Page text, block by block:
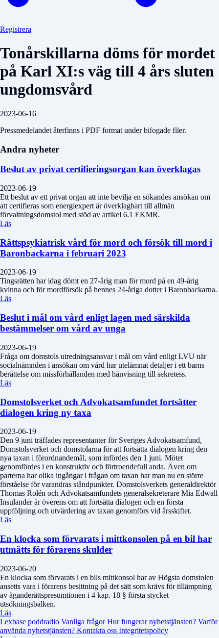
Registrera
Tonårskillarna döms för mordet
på Karl XI:s väg till 4 års sluten
ungdomsvård
2023-06-16
Pressmedelandet återfinns i PDF format under bifogade filer.
Andra nyheter
Beslut av privat certifieringsorgan kan överklagas
2023-06-19
Ett beslut av ett privat organ att inte bevilja en sökandes ansökan om
att certifieras som energiexpert är överklagbart till allmän
förvaltningsdomstol med stöd av artikel 6.1 EKMR.
Läs
Rättspsykiatrisk vård för mord och försök till mord i
Baronbackarna i februari 2023
2023-06-19
Tingsrätten har idag dömt en 27-årig man för mord på en 49-årig
kvinna och för mordförsök på hennes 24-åriga dotter i Baronbackarna.
Läs
Beslut i mål om vård enligt lagen med särskilda
bestämmelser om vård av unga
2023-06-19
Fråga om domstols utredningsansvar i mål om vård enligt LVU när
socialnämnden i ansökan om vård har utelämnat detaljer i ett barns
berättelse om missförhållanden med hänvisning till sekretess.
Läs
Domstolsverket och Advokatsamfundet fortsätter
dialogen kring ny taxa
2023-06-19
Den 9 juni träffades representanter för Sveriges Advokatsamfund,
Domstolsverket och domstolarna för att fortsätta dialogen kring den
nya taxan i förordnandemål, som infördes den 1 juni. Mötet
genomfördes i en konstruktiv och förtroendefull anda. Även om
parterna har olika ingångar i frågan om taxan har man nu en större
förståelse för varandras ståndpunkter. Domstolsverkets generaldirektör
Thomas Rolén och Advokatsamfundets generalsekreterare Mia Edwall
Insulander är överens om att fortsätta dialogen och en första
uppföljning och utvärdering av taxan genomförs vid årsskiftet.
Läs
En klocka som förvarats i mittkonsolen på en bil har
utmätts för förarens skulder
2023-06-20
En klocka som förvarats i en bils mittkonsol har av Högsta domstolen
ansetts vara i förarens besittning på det sätt som krävs för tillämpning
av äganderättspresumtionen i 4 kap. 18 § första stycket
utsökningsbalken.
Läs
Lexbase poddradio Vanliga frågorHur fungerar nyhetstjänsten? Varför
använda nyhetstjänsten? Kontakta oss Integritetspolicy